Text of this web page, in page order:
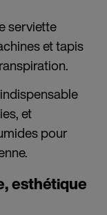
serviette
et tapis
et
pour
esthétique